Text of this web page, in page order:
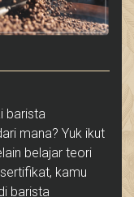
barista
mana? Yuk ikut
belajar teori
kamu
barista